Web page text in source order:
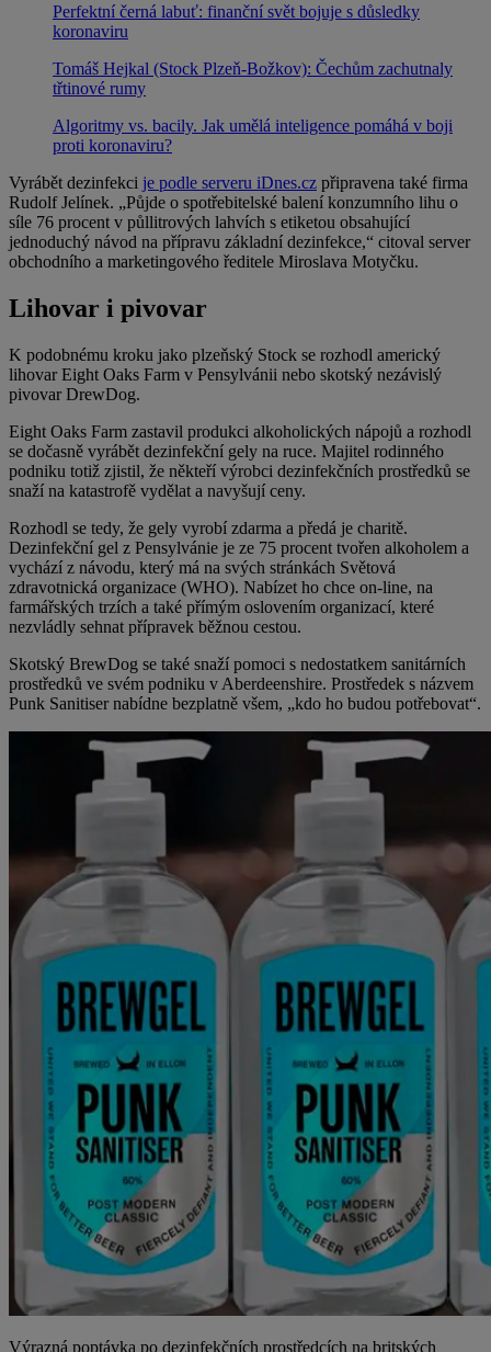
Perfektní černá labuť: finanční svět bojuje s důsledky
koronaviru
Tomáš Hejkal (Stock Plzeň-Božkov): Čechům zachutnaly
třtinové rumy
Algoritmy vs. bacily. Jak umělá inteligence pomáhá v boji
proti koronaviru?
Vyrábět dezinfekci je podle serveru iDnes.cz připravena také firma
Rudolf Jelínek. „Půjde o spotřebitelské balení konzumního lihu o
síle 76 procent v půllitrových lahvích s etiketou obsahující
jednoduchý návod na přípravu základní dezinfekce,“ citoval server
obchodního a marketingového ředitele Miroslava Motyčku.
Lihovar i pivovar
K podobnému kroku jako plzeňský Stock se rozhodl americký
lihovar Eight Oaks Farm v Pensylvánii nebo skotský nezávislý
pivovar DrewDog.
Eight Oaks Farm zastavil produkci alkoholických nápojů a rozhodl
se dočasně vyrábět dezinfekční gely na ruce. Majitel rodinného
podniku totiž zjistil, že někteří výrobci dezinfekčních prostředků se
snaží na katastrofě vydělat a navyšují ceny.
Rozhodl se tedy, že gely vyrobí zdarma a předá je charitě.
Dezinfekční gel z Pensylvánie je ze 75 procent tvořen alkoholem a
vychází z návodu, který má na svých stránkách Světová
zdravotnická organizace (WHO). Nabízet ho chce on-line, na
farmářských trzích a také přímým oslovením organizací, které
nezvládly sehnat přípravek běžnou cestou.
Skotský BrewDog se také snaží pomoci s nedostatkem sanitárních
prostředků ve svém podniku v Aberdeenshire. Prostředek s názvem
Punk Sanitiser nabídne bezplatně všem, „kdo ho budou potřebovat“.
Výrazná poptávka po dezinfekčních prostředcích na britských